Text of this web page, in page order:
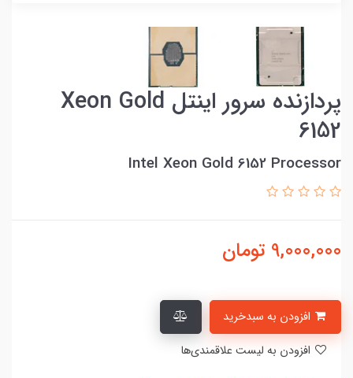
پردازنده سرور اینتل Xeon Gold
6152
Intel Xeon Gold 6152 Processor
9,000,000 تومان